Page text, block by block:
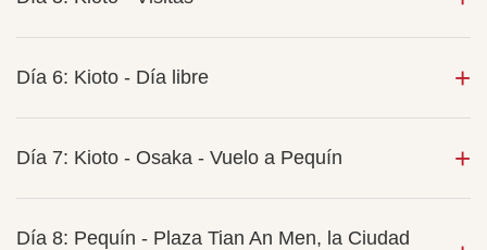
Día 6: Kioto - Día libre
Día 7: Kioto - Osaka - Vuelo a Pequín
Día 8: Pequín - Plaza Tian An Men, la Ciudad